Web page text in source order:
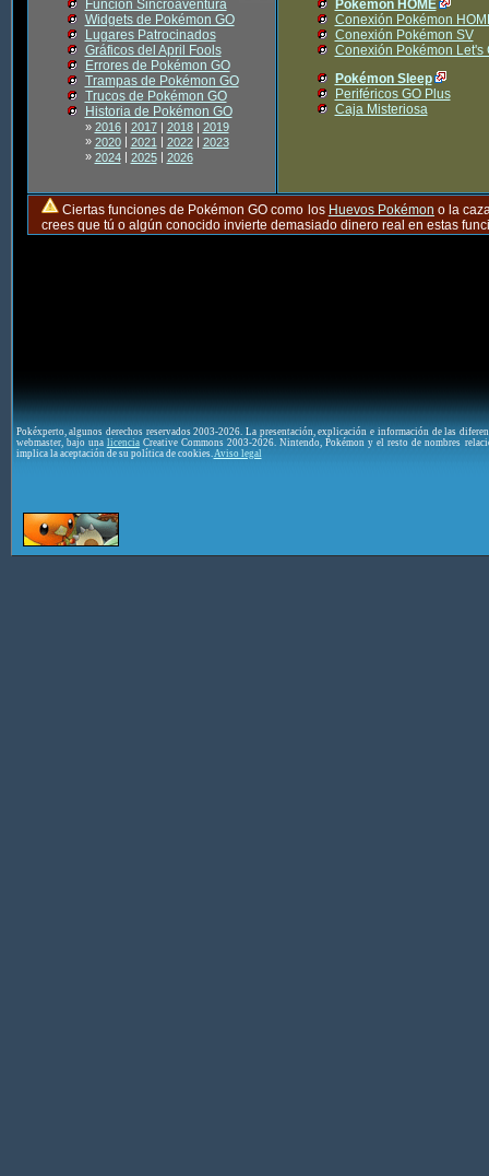
Función Sincroaventura
Widgets de Pokémon GO
Lugares Patrocinados
Gráficos del April Fools
Errores de Pokémon GO
Trampas de Pokémon GO
Trucos de Pokémon GO
Historia de Pokémon GO
» 2016| 2017| 2018| 2019
» 2020| 2021| 2022| 2023
» 2024| 2025| 2026
Pokémon HOME
Conexión Pokémon
Conexión Pokémon SV
Conexión Pokémon Let's
Pokémon Sleep
Periféricos GO Plus
Caja Misteriosa
Ciertas funciones de Pokémon GO como los Huevos Pokémon o la
crees que tú o algún conocido invierte demasiado dinero real en estas
Pokéxperto, algunos derechos reservados 2003-2026. La presentación, explicación e información de las
webmaster, bajo una licenciaCreative Commons 2003-2026. Nintendo, Pokémon y el resto de nombres
implica la aceptación de su política de cookies. Aviso legal